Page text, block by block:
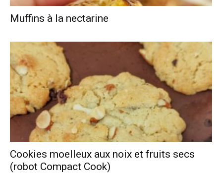
Muffins à la nectarine
Cookies moelleux aux noix et fruits secs
(robot Compact Cook)